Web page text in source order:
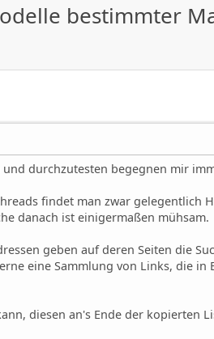
bestimmter
durchzutesten begegnen mir
findet man zwar gelegentlich
danach ist einigermaßen mühsam.
geben auf deren Seiten die
eine Sammlung von Links, die
diesen an's Ende der kopierten